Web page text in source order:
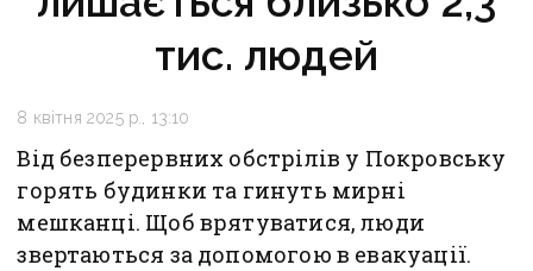
тис. людей
8 квітня 2025 р., 13:10
Від безперервних обстрілів у Покровську
горять будинки та гинуть мирні
мешканці. Щоб врятуватися, люди
звертаються за допомогою в евакуації.